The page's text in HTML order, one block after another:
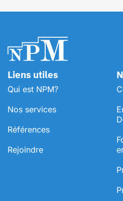
Liens utiles
Qui est NPM?
Nos services
Références
Rejoindre